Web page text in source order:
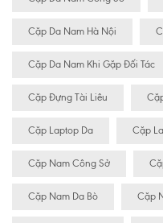
Cặp Da Nam Hà Nội
Cặp Da Nam Khi Gặp Đối Tác
Cặp Đựng Tài Liêu
Cặp Laptop Da Cặp
Cặp Nam Công Sở
Cặp Nam Da Bò Cặp